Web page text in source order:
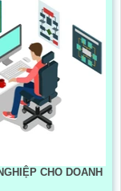
CHO DOANH